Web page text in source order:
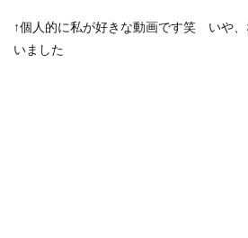
↑個人的に私が好きな動画です笑 いや
いました